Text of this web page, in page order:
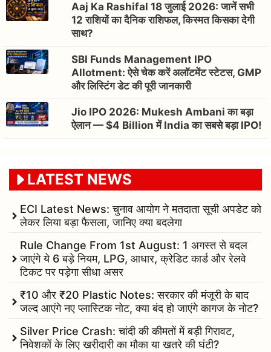
Aaj Ka Rashifal 18 जुलाई 2026: जानें सभी
12 राशियों का दैनिक राशिफल, किस्मत किसका देगी
साथ?
SBI Funds Management IPO
Allotment: ऐसे चेक करें अलॉटमेंट स्टेटस, GMP
और लिस्टिंग डेट की पूरी जानकारी
Jio IPO 2026: Mukesh Ambani का बड़ा
ऐलान — $4 Billion में India का सबसे बड़ा IPO!
LATEST NEWS
ECI Latest News: चुनाव आयोग ने मतदाता सूची अपडेट को
लेकर लिया बड़ा फैसला, जानिए क्या बदलेगा
Rule Change From 1st August: 1 अगस्त से बदल
जाएंगे ये 6 बड़े नियम, LPG, आधार, क्रेडिट कार्ड और रेलवे
टिकट पर पड़ेगा सीधा असर
₹10 और ₹20 Plastic Notes: सरकार की मंजूरी के बाद
जल्द आएंगे नए प्लास्टिक नोट, क्या बंद हो जाएंगे कागज के नोट?
Silver Price Crash: चांदी की कीमतों में बड़ी गिरावट,
निवेशकों के लिए खरीदारी का मौका या खतरे की घंटी?